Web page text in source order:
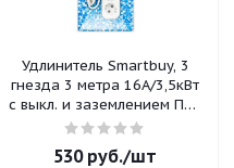
Удлинитель Smartbuy, 3
гнезда 3 метра 16А/3,5кВт
с выкл. и заземлением ПВС
3х1,0
530руб./шт